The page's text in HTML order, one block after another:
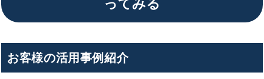
ってみる
お客様の活用事例紹介